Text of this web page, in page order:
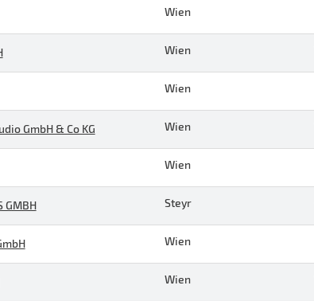
Wien
Wien
Wien
GmbH & Co KG Wien
Wien
GMBH Steyr
Wien
Wien